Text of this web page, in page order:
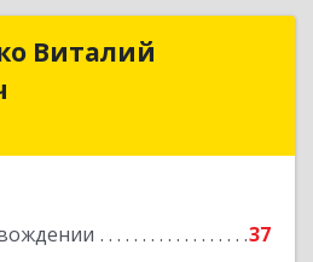
Виталий
37
Виталий
Подробнее